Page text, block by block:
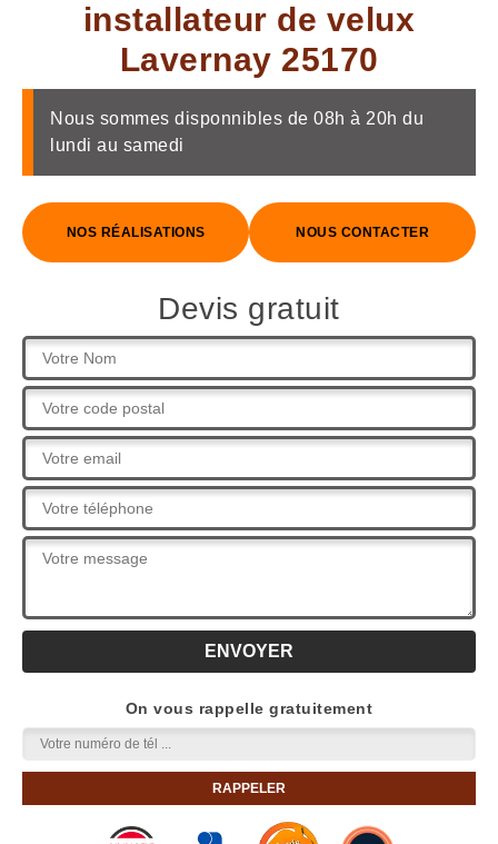
installateur de velux
Lavernay 25170
Nous sommes disponnibles de 08h à 20h du
lundi au samedi
NOS RÉALISATIONS NOUS CONTACTER
Devis gratuit
On vous rappelle gratuitement